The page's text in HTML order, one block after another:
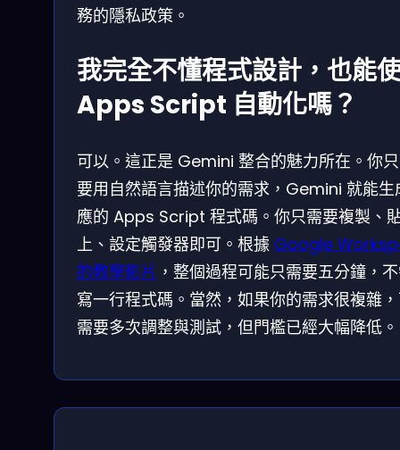
務的隱私政策。
我完全不懂程式設計，也能
Apps Script 自動化嗎？
可以。這正是 Gemini 整合的魅力所在。你
要用自然語言描述你的需求，Gemini 就能生
應的 Apps Script 程式碼。你只需要複製、
上、設定觸發器即可。根據 Google
的教學影片 ，整個過程可能只需要五分鐘，
寫一行程式碼。當然，如果你的需求很複雜
需要多次調整與測試，但門檻已經大幅降低。